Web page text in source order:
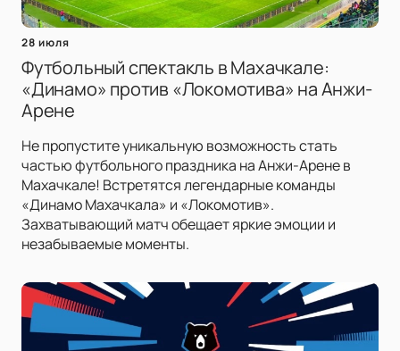
28 июля
Футбольный спектакль в Махачкале:
«Динамо» против «Локомотива» на Анжи-
Арене
Не пропустите уникальную возможность стать
частью футбольного праздника на Анжи-Арене в
Махачкале! Встретятся легендарные команды
«Динамо Махачкала» и «Локомотив».
Захватывающий матч обещает яркие эмоции и
незабываемые моменты.